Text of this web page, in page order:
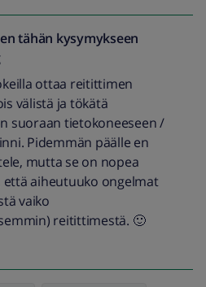
tähän kysymykseen
ottaa reitittimen
välistä ja tökätä
suoraan tietokoneeseen /
Pidemmän päälle en
mutta se on nopea
että aiheutuuko ongelmat
vaiko
reitittimestä. 🙂